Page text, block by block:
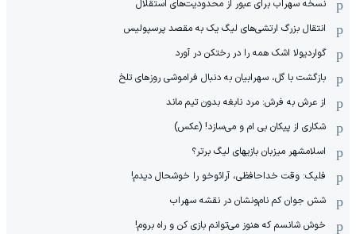
نسخه سهراب برای عبور از محدودیت‌های استقلال
انتقال بزرگ ارتشی‌های لیگ یک به مقصد پرسپولیس
گواردیولا اشک همه را در رختکن در آورد
بازگشت با گل، سهرابیان به دنبال فراموشی روزهای تلخ
از عرش به فرش: مرد نابغه‌ بدون تیم ماند
شکاری از پیکان بی ام و می‌سازد! (عکس)
اسلامشهر میزبان بازیهای لیگ برتر؟
فلیک: وقت خداحافظی، آرائوخو را خوشحال دیدم!
شش جوان کم نام‌و‌نشان در نقشه سهراب
خوش شانسم که هنوز می‌توانم بازی کن و راه بروم!